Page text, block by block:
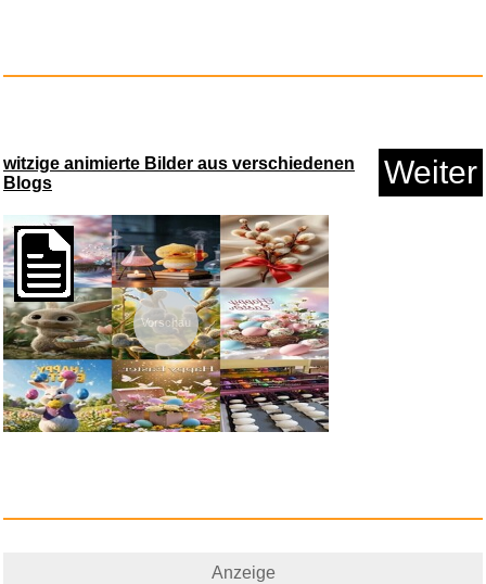
Rims Racing...
witzige animierte Bilder aus verschiedenen
Blogs
Weiter
Vorschau
Anzeige